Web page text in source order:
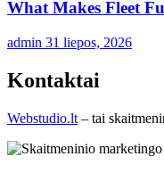
What Makes Fleet
admin 31 liepos, 2026
Kontaktai
Webstudio.lt – tai